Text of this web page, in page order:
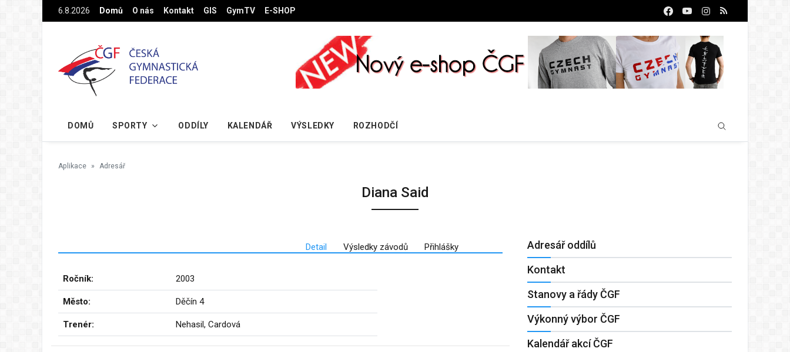
Na hlavní obsah6.8.2026 Domů O nás Kontakt GIS GymTV E-SHOP
DOMŮ SPORTY ODDÍLY KALENDÁŘ VÝSLEDKY ROZHODČÍ
Aplikace Adresář
Diana Said
Detail Výsledky závodů Přihlášky
Ročník: 2003
Město: Děčín 4
Trenér: Nehasil, Cardová
Adresář oddílů
Kontakt
Stanovy a řády ČGF
Výkonný výbor ČGF
Kalendář akcí ČGF